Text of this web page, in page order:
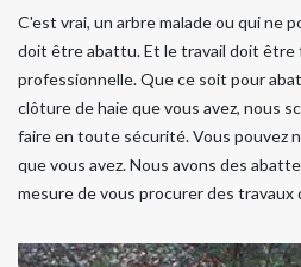
C'est vrai, un arbre malade ou qui ne
doit être abattu. Et le travail doit être
professionnelle. Que ce soit pour
clôture de haie que vous avez, nous
faire en toute sécurité. Vous pouvez
que vous avez. Nous avons des
mesure de vous procurer des travaux